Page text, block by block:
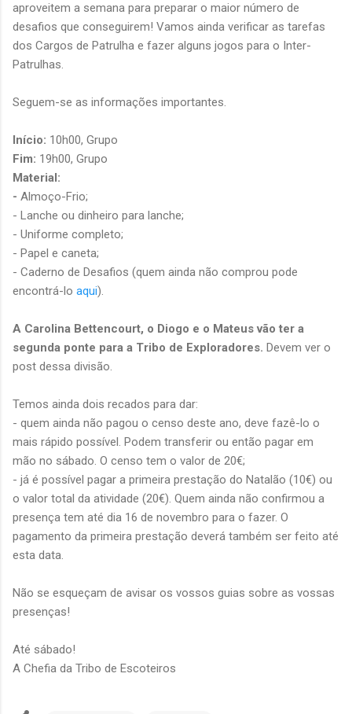
aproveitem a semana para preparar o maior número de
desafios que conseguirem! Vamos ainda verificar as tarefas
dos Cargos de Patrulha e fazer alguns jogos para o Inter-
Patrulhas.
Seguem-se as informações importantes.
Início: 10h00, Grupo
Fim: 19h00, Grupo
Material:
- Almoço-Frio;
- Lanche ou dinheiro para lanche;
- Uniforme completo;
- Papel e caneta;
- Caderno de Desafios (quem ainda não comprou pode
encontrá-lo aqui).
A Carolina Bettencourt, o Diogo e o Mateus vão ter a
segunda ponte para a Tribo de Exploradores. Devem ver o
post dessa divisão.
Temos ainda dois recados para dar:
- quem ainda não pagou o censo deste ano, deve fazê-lo o
mais rápido possível. Podem transferir ou então pagar em
mão no sábado. O censo tem o valor de 20€;
- já é possível pagar a primeira prestação do Natalão (10€) ou
o valor total da atividade (20€). Quem ainda não confirmou a
presença tem até dia 16 de novembro para o fazer. O
pagamento da primeira prestação deverá também ser feito até
esta data.
Não se esqueçam de avisar os vossos guias sobre as vossas
presenças!
Até sábado!
A Chefia da Tribo de Escoteiros